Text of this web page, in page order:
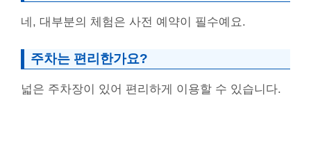
네, 대부분의 체험은 사전 예약이 필수예요.
주차는 편리한가요?
넓은 주차장이 있어 편리하게 이용할 수 있습니다.